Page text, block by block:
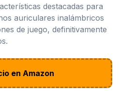
destacadas para
auriculares inalámbricos
de juego, definitivamente
en Amazon